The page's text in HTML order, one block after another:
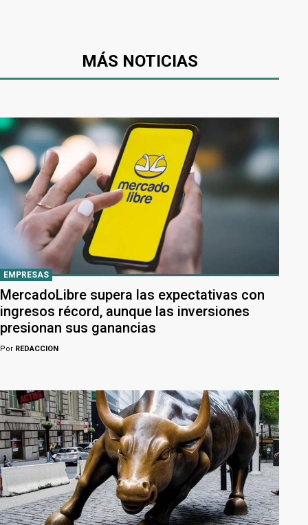
MÁS NOTICIAS
EMPRESAS
MercadoLibre supera las expectativas con
ingresos récord, aunque las inversiones
presionan sus ganancias
Por REDACCION